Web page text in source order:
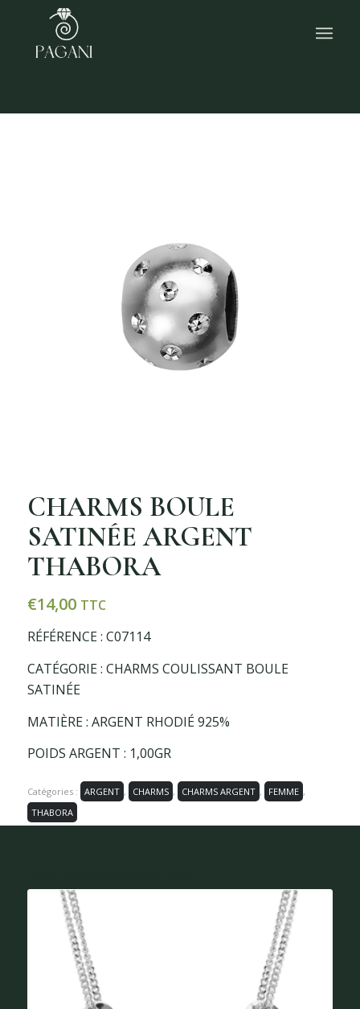
CHARMS BOULE
SATINÉE ARGENT
THABORA
€14,00 TTC
RÉFÉRENCE : C07114
CATÉGORIE : CHARMS COULISSANT BOULE
SATINÉE
MATIÈRE : ARGENT RHODIÉ 925%
POIDS ARGENT : 1,00GR
Catégories : ARGENT , CHARMS , CHARMS ARGENT , FEMME ,
THABORA